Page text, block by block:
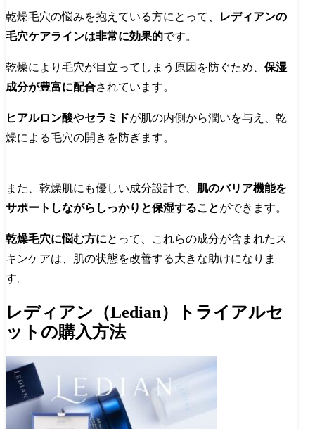
乾燥毛穴の悩みを抱えている方にとって、
レディアンの
毛穴ケアラインは非常に効果的です。
乾燥により毛穴が目立ってしまう原因を防ぐため、 保湿
成分が豊富に配合されています。
ヒアルロン酸やセラミドが肌の内側から潤いを与え、乾
燥による毛穴の開きを防ぎます。
また、乾燥肌にも優しい成分設計で、 肌のバリア機能を
サポートしながらしっかりと保湿することができます。
乾燥毛穴に悩む方にとって、これらの成分が含まれたス
キンケアは、肌の状態を改善する大きな助けになりま
す。
レディアン（Ledian）トライアルセ
ットの購入方法